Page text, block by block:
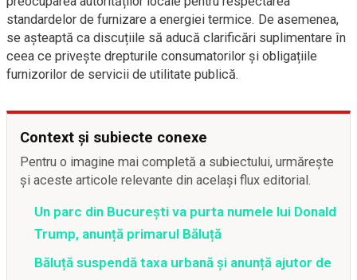
standardelor de furnizare a energiei termice. De asemenea,
se așteaptă ca discuțiile să aducă clarificări suplimentare în
ceea ce privește drepturile consumatorilor și obligațiile
furnizorilor de servicii de utilitate publică.
Context și subiecte conexe
Pentru o imagine mai completă a subiectului, urmărește
și aceste articole relevante din același flux editorial.
Un parc din București va purta numele lui Donald
Trump, anunță primarul Băluță
Băluță suspendă taxa urbană și anunță ajutor de